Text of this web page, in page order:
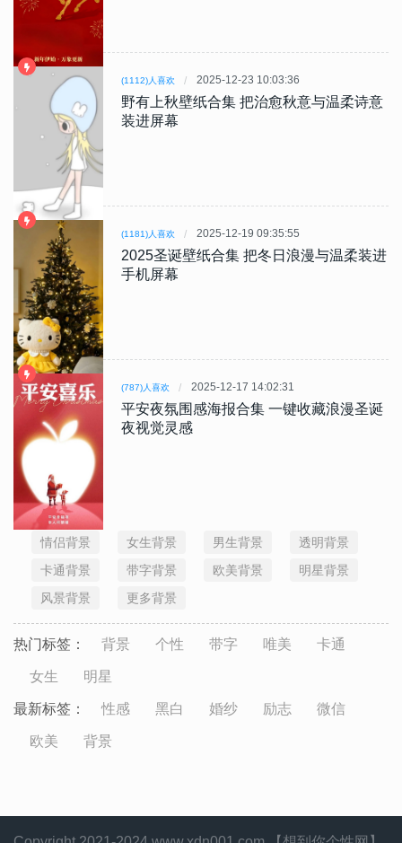
(1112)人喜欢 2025-12-23 10:03:36
野有上秋壁纸合集 把治愈秋意与温柔诗意
装进屏幕
(1181)人喜欢 2025-12-19 09:35:55
2025圣诞壁纸合集 把冬日浪漫与温柔装进
手机屏幕
(787)人喜欢 2025-12-17 14:02:31
平安夜氛围感海报合集 一键收藏浪漫圣诞
夜视觉灵感
情侣背景 女生背景 男生背景
透明背景
卡通背景
带字背景 欧美背景
明星背景
风景背景
更多背景
热门标签： 背景 个性 带字 唯美 卡通
女生 明星
最新标签： 性感 黑白 婚纱 励志 微信
欧美 背景